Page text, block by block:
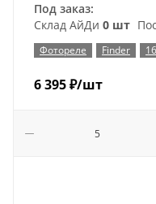
Под заказ:
Склад АйДи 0 шт
Фотореле Finder
6 395₽/шт